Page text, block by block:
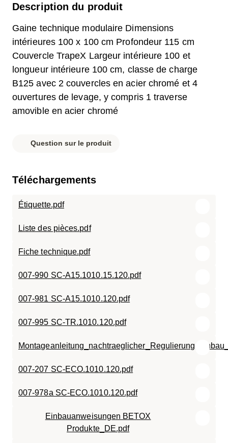
Description du produit
Gaine technique modulaire Dimensions
intérieures 100 x 100 cm Profondeur 115 cm
Couvercle TrapeX Largeur intérieure 100 et
longueur intérieure 100 cm, classe de charge
B125 avec 2 couvercles en acier chromé et 4
ouvertures de levage, y compris 1 traverse
amovible en acier chromé
Question sur le produit
Téléchargements
Étiquette.pdf
Liste des pièces.pdf
Fiche technique.pdf
007-990 SC-A15.1010.15.120.pdf
007-981 SC-A15.1010.120.pdf
007-995 SC-TR.1010.120.pdf
007-207 SC-ECO.1010.120.pdf
007-978a SC-ECO.1010.120.pdf
Einbauanweisungen BETOX
Produkte_DE.pdf